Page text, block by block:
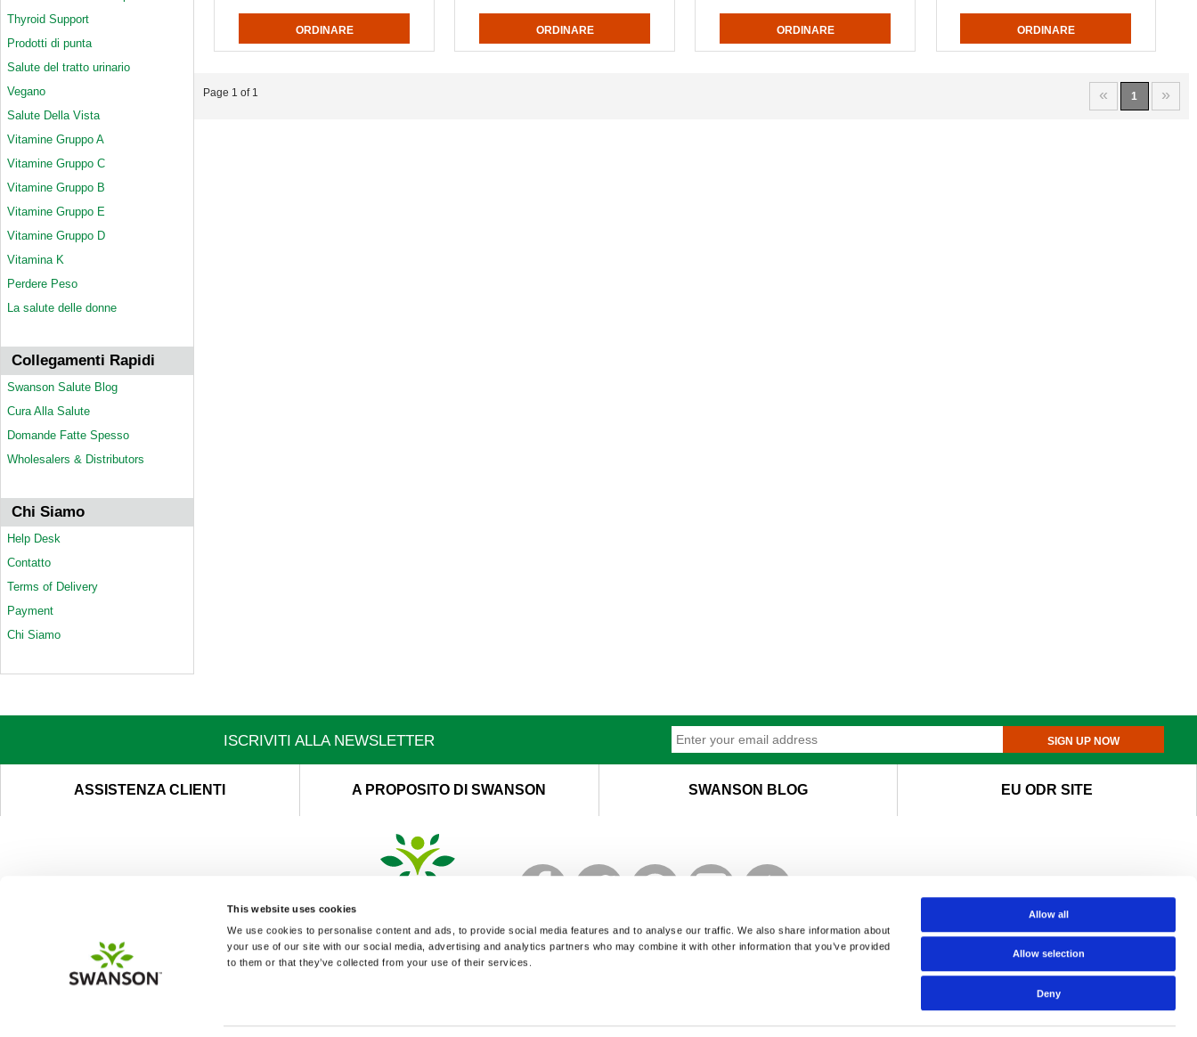
This website uses cookies
We use cookies to personalise content and ads, to provide social media features and to analyse our traffic. We also share information about
your use of our site with our social media, advertising and analytics partners who may combine it with other information that you’ve provided
to them or that they’ve collected from your use of their services.
Allow all
Allow selection
Deny
Thyroid Support
Prodotti di punta
Salute del tratto urinario
Vegano
Salute Della Vista
Vitamine Gruppo A
Vitamine Gruppo C
Vitamine Gruppo B
Vitamine Gruppo E
Vitamine Gruppo D
Vitamina K
Perdere Peso
La salute delle donne
Collegamenti Rapidi
Swanson Salute Blog
Cura Alla Salute
Domande Fatte Spesso
Wholesalers & Distributors
Chi Siamo
Help Desk
Contatto
Terms of Delivery
Payment
Chi Siamo
« 1 »
Page 1 of 1
ISCRIVITI ALLA NEWSLETTER SIGN UP NOW
ASSISTENZA CLIENTI A PROPOSITO DI SWANSON SWANSON BLOG EU ODR SITE